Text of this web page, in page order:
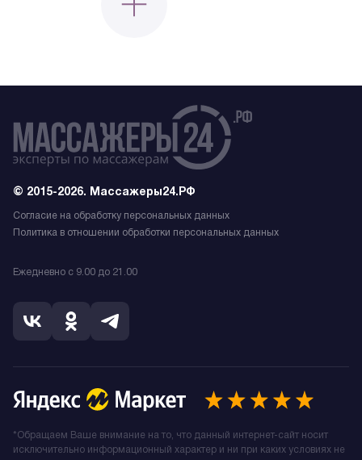
© 2015-2026. Массажеры24.РФ
Согласие на обработку персональных данных
Политика в отношении обработки персональных данных
Ежедневно с 9.00 до 21.00
*Обращаем Ваше внимание на то, что данный интернет-сайт носит
исключительно информационный характер и ни при каких условиях не